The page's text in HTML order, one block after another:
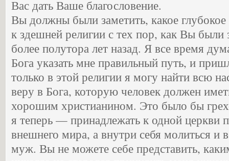
Вас дать Ваше благословение.
Вы должны были заметить, какое глубокое
к здешней религии с тех пор, как Вы были
более полутора лет назад. Я все время
Бога указать мне правильный путь, и
только в этой религии я могу найти всю
веру в Бога, которую человек должен
хорошим христианином. Это было бы
я теперь — принадлежать к одной церкви
внешнего мира, а внутри себя молиться и
муж. Вы не можете себе представить,